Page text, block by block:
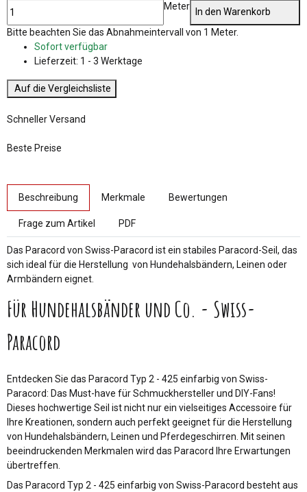
Meter
In den Warenkorb
xBitte beachten Sie das Abnahmeintervall von 1 Meter.
Sofort verfügbar
Lieferzeit: 1 - 3 Werktage
Auf die Vergleichsliste
Schneller Versand
Beste Preise
Beschreibung Merkmale Bewertungen
Frage zum Artikel PDF
Das Paracord von Swiss-Paracord ist ein stabiles Paracord-Seil, das
sich ideal für die Herstellung von Hundehalsbändern, Leinen oder
Armbändern eignet.
Für Hundehalsbänder und Co. - Swiss-
Paracord
Entdecken Sie das Paracord Typ 2 - 425 einfarbig von Swiss-
Paracord: Das Must-have für Schmuckhersteller und DIY-Fans!
Dieses hochwertige Seil ist nicht nur ein vielseitiges Accessoire für
Ihre Kreationen, sondern auch perfekt geeignet für die Herstellung
von Hundehalsbändern, Leinen und Pferdegeschirren. Mit seinen
beeindruckenden Merkmalen wird das Paracord Ihre Erwartungen
übertreffen.
Das Paracord Typ 2 - 425 einfarbig von Swiss-Paracord besteht aus